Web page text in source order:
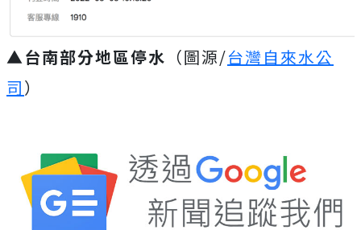
▲台南部分地區停水 （圖源/台灣自來水公
司）